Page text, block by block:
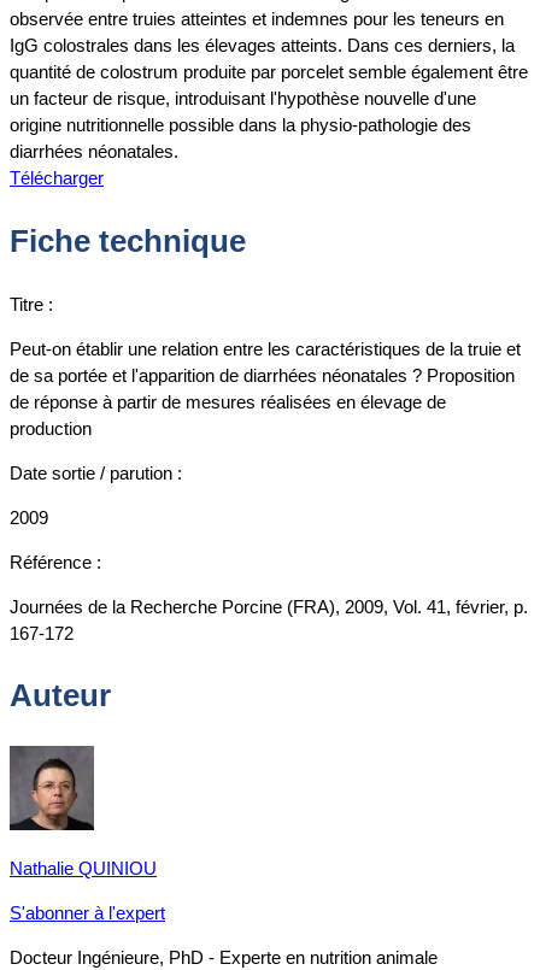
observée entre truies atteintes et indemnes pour les teneurs en
IgG colostrales dans les élevages atteints. Dans ces derniers, la
quantité de colostrum produite par porcelet semble également être
un facteur de risque, introduisant l'hypothèse nouvelle d'une
origine nutritionnelle possible dans la physio-pathologie des
diarrhées néonatales.
Télécharger
Fiche technique
Titre :
Peut-on établir une relation entre les caractéristiques de la truie et
de sa portée et l'apparition de diarrhées néonatales ? Proposition
de réponse à partir de mesures réalisées en élevage de
production
Date sortie / parution :
2009
Référence :
Journées de la Recherche Porcine (FRA), 2009, Vol. 41, février, p.
167-172
Auteur
Nathalie QUINIOU
S'abonner à l'expert
Docteur Ingénieure, PhD - Experte en nutrition animale